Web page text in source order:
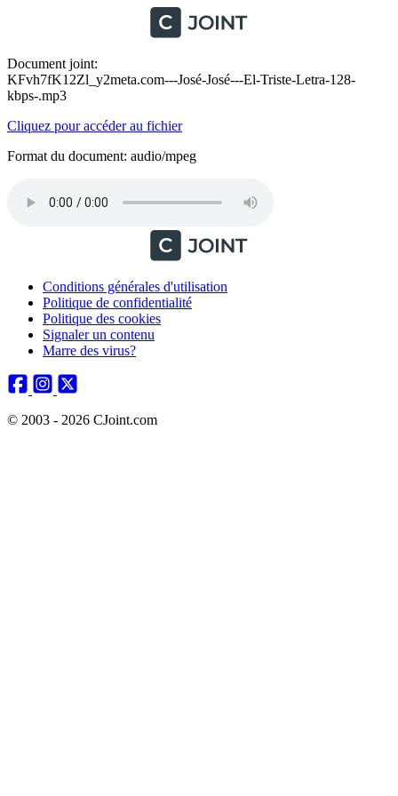
Document joint:
KFvh7fK12Zl_y2meta.com---José-José---El-Triste-Letra-128-
kbps-.mp3
Cliquez pour accéder au fichier
Format du document: audio/mpeg
Conditions générales d'utilisation
Politique de confidentialité
Politique des cookies
Signaler un contenu
Marre des virus?
© 2003 - 2026 CJoint.com